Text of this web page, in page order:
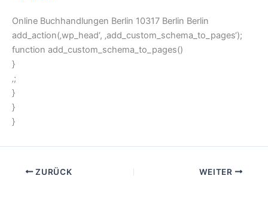
Online Buchhandlungen Berlin 10317 Berlin Berlin
add_action(‚wp_head‘, ‚add_custom_schema_to_pages‘);
function add_custom_schema_to_pages()
}
‚;
}
}
}
ZURÜCK WEITER